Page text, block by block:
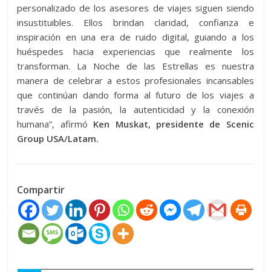
personalizado de los asesores de viajes siguen siendo
insustituibles. Ellos brindan claridad, confianza e
inspiración en una era de ruido digital, guiando a los
huéspedes hacia experiencias que realmente los
transforman. La Noche de las Estrellas es nuestra
manera de celebrar a estos profesionales incansables
que continúan dando forma al futuro de los viajes a
través de la pasión, la autenticidad y la conexión
humana”, afirmó Ken Muskat, presidente de Scenic
Group USA/Latam.
Compartir